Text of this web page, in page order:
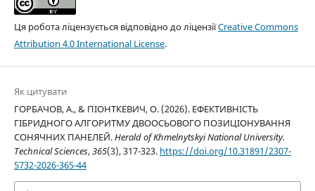
Ця робота ліцензується відповідно до ліцензіїCreative Commons
Attribution 4.0 International License.
Як цитувати
ГОРБАЧОВ, А., & ПІОНТКЕВИЧ, О. (2026). ЕФЕКТИВНІСТЬ
ГІБРИДНОГО АЛГОРИТМУ ДВООСЬОВОГО ПОЗИЦІОНУВАННЯ
СОНЯЧНИХ ПАНЕЛЕЙ.Herald of Khmelnytskyi National University.
Technical Sciences,365(3), 317-323. https://doi.org/10.31891/2307-
5732-2026-365-44